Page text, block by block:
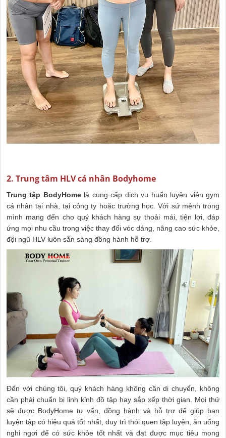
2. Trung tâm HLV cá nhân Bodyhome
Trung tập BodyHomelà cung cấp dịch vụ huấn luyện viên gym
cá nhân tại nhà, tại công ty hoặc trường học. Với sứ mệnh trong
mình mang đến cho quý khách hàng sự thoải mái, tiện lợi, đáp
ứng mọi nhu cầu trong việc thay đổi vóc dáng, nâng cao sức khỏe,
đội ngũ HLV luôn sẵn sàng đồng hành hỗ trợ.
Đến với chúng tôi, quý khách hàng không cần di chuyển, không
cần phải chuẩn bị lỉnh kỉnh đồ tập hay sắp xếp thời gian. Mọi thứ
sẽ được BodyHome tư vấn, đồng hành và hỗ trợ để giúp bạn
luyện tập có hiệu quả tốt nhất, duy trì thói quen tập luyện, ăn uống
nghỉ ngơi để có sức khỏe tốt nhất và đạt được mục tiêu mong